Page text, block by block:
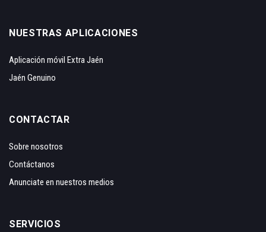
NUESTRAS APLICACIONES
Aplicación móvil Extra Jaén
Jaén Genuino
CONTACTAR
Sobre nosotros
Contáctanos
Anunciate en nuestros medios
SERVICIOS